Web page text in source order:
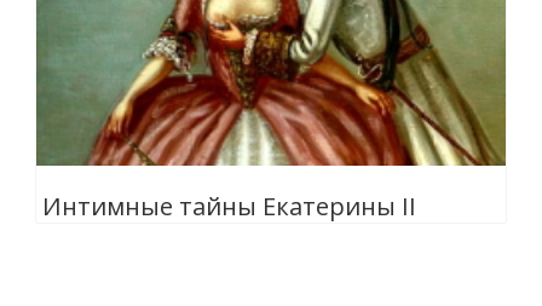
Интимные тайны Екатерины II